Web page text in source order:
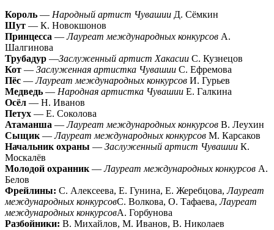
Король — Народный артист Чувашии Д. Сёмкин
Шут — К. Новокшонов
Принцесса —Лауреат международных конкурсов А.
Шалгинова
Трубадур —Заслуженный артист Хакасии С. Кузнецов
Кот — Заслуженная артистка Чувашии С. Ефремова
Пёс —Лауреат международных конкурсов И. Гурьев
Медведь — Народная артистка Чувашии Е. Галкина
Осёл — Н. Иванов
Петух — Е. Соколова
Атаманша —Лауреат международных конкурсов В. Леухин
Сыщик —Лауреат международных конкурсов М. Карсаков
Начальник охраны — Заслуженный артист Чувашии К.
Москалёв
Молодой охранник —Лауреат международных конкурсов А.
Белов
Фрейлины: С. Алексеева, Е. Гунина, Е. Жеребцова,Лауреат
международных конкурсовС. Волкова, О. Тафаева,Лауреат
международных конкурсовА. Горбунова
Разбойники: В. Михайлов, М. Иванов, В. Николаев